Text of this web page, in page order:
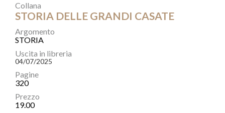
Collana
STORIA DELLE GRANDI CASATE
Argomento
STORIA
Uscita in libreria
04/07/2025
Pagine
320
Prezzo
19.00